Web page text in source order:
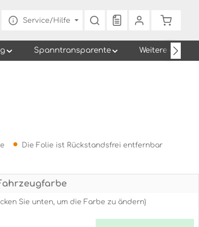
Service/Hilfe
Du hast 0 Produkte
Spanntransparente Weitere
Die Folie ist Rückstandsfrei entfernbar
Sie unten, um die Farbe zu ändern)